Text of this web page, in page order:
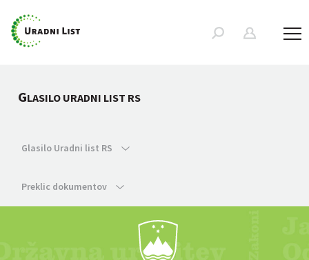
GLASILO URADNI LIST RS
Glasilo Uradni list RS
Preklic dokumentov